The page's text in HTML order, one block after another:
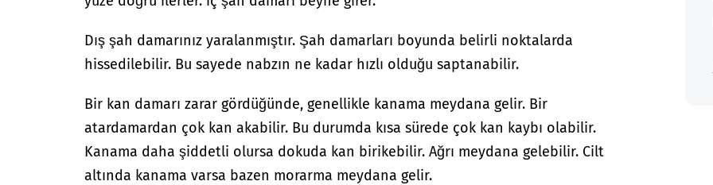
Dış şah damarınız yaralanmıştır. Şah damarları boyunda belirli noktalarda
hissedilebilir. Bu sayede nabzın ne kadar hızlı olduğu saptanabilir.
Bir kan damarı zarar gördüğünde, genellikle kanama meydana gelir. Bir
atardamardan çok kan akabilir. Bu durumda kısa sürede çok kan kaybı olabilir.
Kanama daha şiddetli olursa dokuda kan birikebilir. Ağrı meydana gelebilir. Cilt
altında kanama varsa bazen morarma meydana gelir.